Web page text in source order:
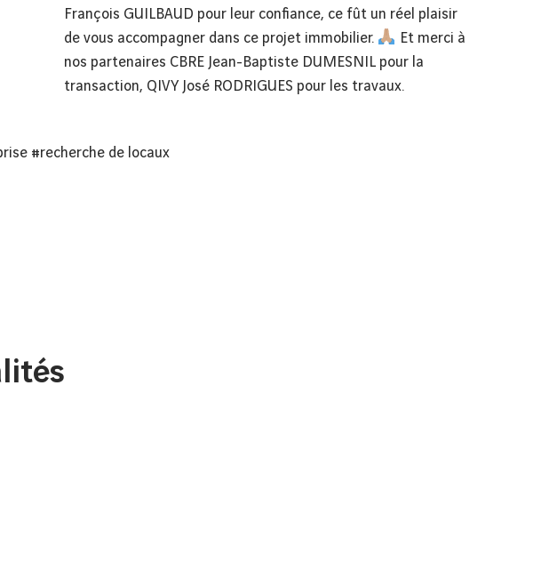
François GUILBAUD pour leur confiance, ce fût un réel plaisir
de vous accompagner dans ce projet immobilier.
Et merci à
nos partenaires CBRE Jean-Baptiste DUMESNIL pour la
transaction, QIVY José RODRIGUES pour les travaux.
#recherche de locaux